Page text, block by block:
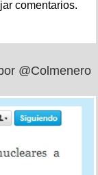
comentarios.
@Colmenero